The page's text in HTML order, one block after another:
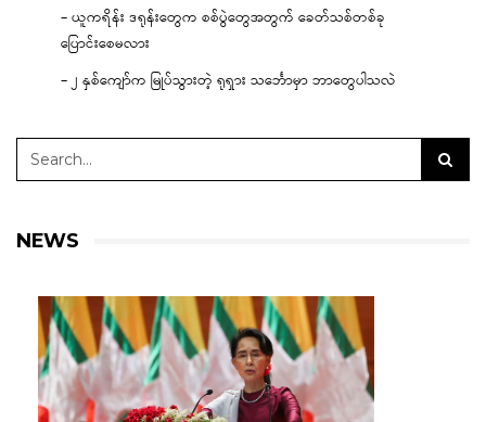
– ယူကရိန်း ဒရုန်းတွေက စစ်ပွဲတွေအတွက် ခေတ်သစ်တစ်ခု
ပြောင်းစေမလား
– ၂ နှစ်ကျော်က မြုပ်သွားတဲ့ ရုရှား သင်္ဘောမှာ ဘာတွေပါသလဲ
NEWS